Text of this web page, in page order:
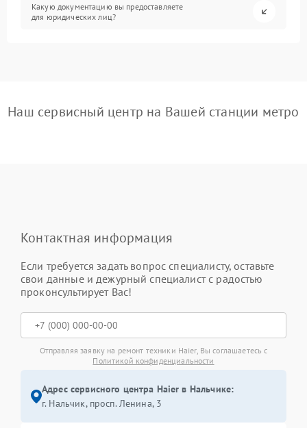
Какую документацию вы предоставляете
для юридических лиц?
Наш сервисный центр на Вашей станции метро
Контактная информация
Если требуется задать вопрос специалисту, оставьте
свои данные и дежурный специалист с радостью
проконсультирует Вас!
Отправляя заявку на ремонт техники Haier, Вы соглашаетесь с
Политикой конфиденциальности
Адрес сервисного центра Haier в Нальчике:
г. Нальчик, просп. Ленина, 3